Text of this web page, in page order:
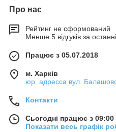
Про нас
Рейтинг не сформований
Менше 5 відгуків за
Працює з 05.07.2018
м. Харків
юр. адресса вул.
Контакти
Сьогодні працює з
Показати весь графік